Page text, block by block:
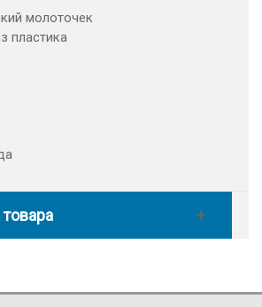
молоточек
пластика